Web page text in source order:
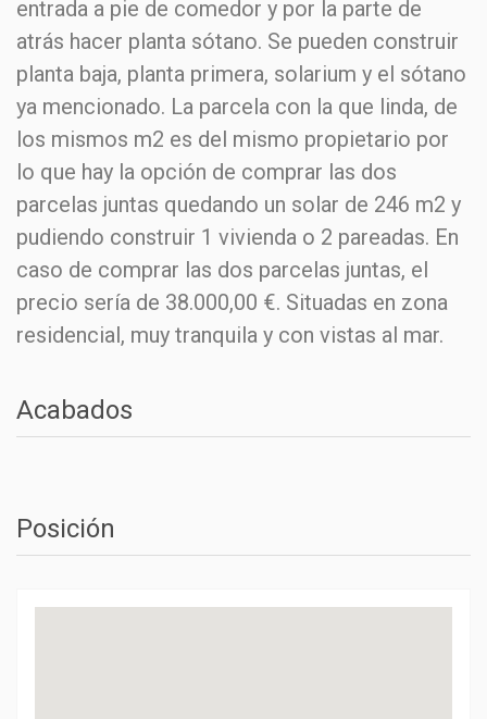
entrada a pie de comedor y por la parte de
atrás hacer planta sótano. Se pueden construir
planta baja, planta primera, solarium y el sótano
ya mencionado. La parcela con la que linda, de
los mismos m2 es del mismo propietario por
lo que hay la opción de comprar las dos
parcelas juntas quedando un solar de 246 m2 y
pudiendo construir 1 vivienda o 2 pareadas. En
caso de comprar las dos parcelas juntas, el
precio sería de 38.000,00 €. Situadas en zona
residencial, muy tranquila y con vistas al mar.
Acabados
Posición